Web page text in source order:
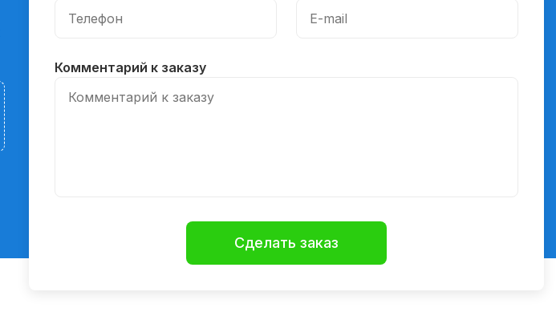
Комментарий к заказу
Сделать заказ